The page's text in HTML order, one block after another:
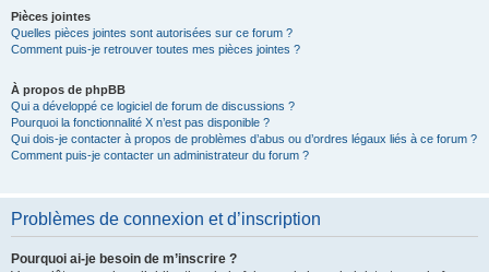
Pièces jointes
Quelles pièces jointes sont autorisées sur ce forum ?
Comment puis-je retrouver toutes mes pièces jointes ?
À propos de phpBB
Qui a développé ce logiciel de forum de discussions ?
Pourquoi la fonctionnalité X n’est pas disponible ?
Qui dois-je contacter à propos de problèmes d’abus ou d’ordres légaux liés à ce forum ?
Comment puis-je contacter un administrateur du forum ?
Problèmes de connexion et d’inscription
Pourquoi ai-je besoin de m’inscrire ?